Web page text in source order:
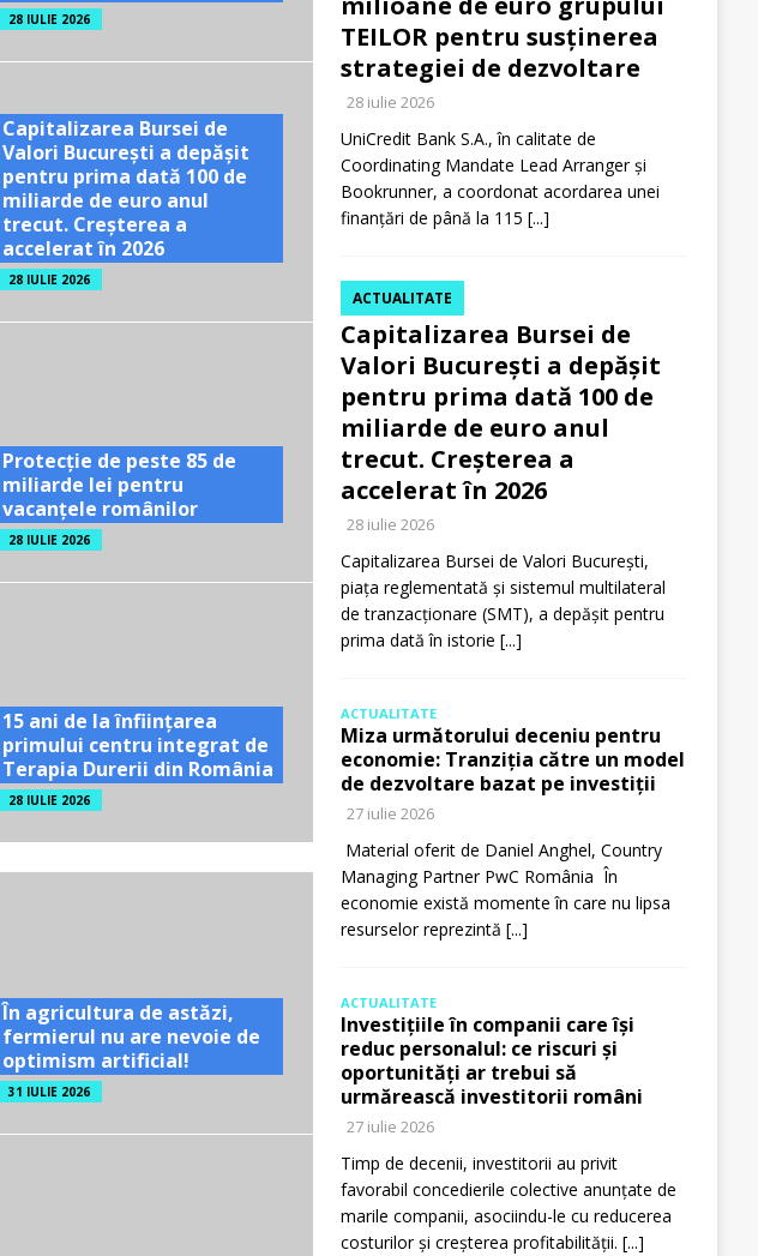
28 IULIE 2026
Capitalizarea Bursei de
Valori București a depășit
pentru prima dată 100 de
miliarde de euro anul
trecut. Creșterea a
accelerat în 2026
28 IULIE 2026
Protecție de peste 85 de
miliarde lei pentru
vacanțele românilor
28 IULIE 2026
15 ani de la înființarea
primului centru integrat de
Terapia Durerii din România
28 IULIE 2026
În agricultura de astăzi,
fermierul nu are nevoie de
optimism artificial!
31 IULIE 2026
TEILOR pentru susținerea
strategiei de dezvoltare
28 iulie 2026
UniCredit Bank S.A., în calitate de
Coordinating Mandate Lead Arranger și
Bookrunner, a coordonat acordarea unei
finanțări de până la 115 [...]
Capitalizarea Bursei de
Valori București a depășit
pentru prima dată 100 de
miliarde de euro anul
trecut. Creșterea a
accelerat în 2026
ACTUALITATE
28 iulie 2026
Capitalizarea Bursei de Valori București,
piața reglementată și sistemul multilateral
de tranzacționare (SMT), a depășit pentru
prima dată în istorie [...]
ACTUALITATE
Miza următorului deceniu pentru
economie: Tranziția către un model
de dezvoltare bazat pe investiții
27 iulie 2026
Material oferit de Daniel Anghel, Country
Managing Partner PwC România În
economie există momente în care nu lipsa
resurselor reprezintă [...]
ACTUALITATE
Investițiile în companii care își
reduc personalul: ce riscuri și
oportunități ar trebui să
urmărească investitorii români
27 iulie 2026
Timp de decenii, investitorii au privit
favorabil concedierile colective anunțate de
marile companii, asociindu-le cu reducerea
costurilor și creșterea profitabilității. [...]